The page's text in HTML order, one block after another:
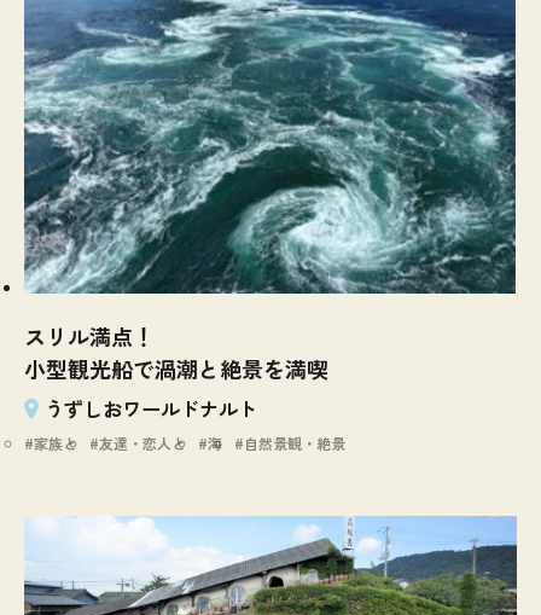
スリル満点！
小型観光船で渦潮と絶景を満喫
うずしおワールドナルト
家族と 友達・恋人と 海 自然景観・絶景